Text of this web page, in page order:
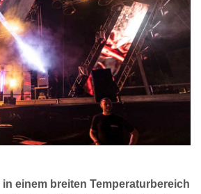
einem breiten Temperaturbereich